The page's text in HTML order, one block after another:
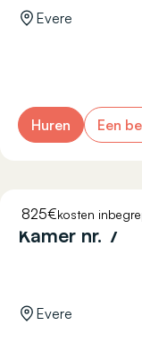
Evere
Huren Een
825€kosten
RÉSISTANCE 45
Kamer nr. 7
Evere